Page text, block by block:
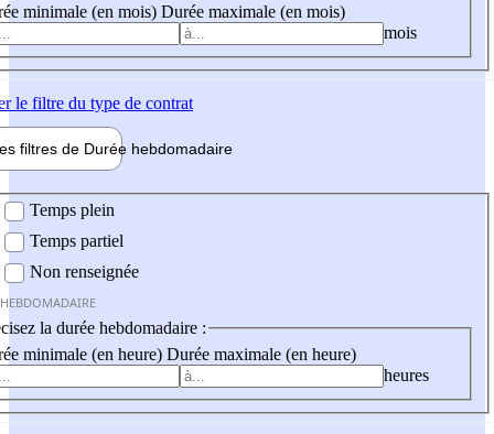
minimale (en mois) Durée maximale (en mois)
mois
le filtre du type de contrat
filtres de Durée hebdomadaire
Temps plein
Temps partiel
Non renseignée
la durée hebdomadaire :
minimale (en heure) Durée maximale (en heure)
heures